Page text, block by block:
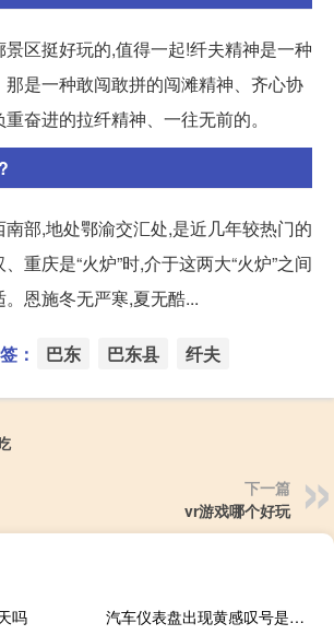
区挺好玩的,值得一起!纤夫精神是一种
是一种敢闯敢拼的闯滩精神、齐心协
奋进的拉纤精神、一往无前的。
部,地处鄂渝交汇处,是近几年较热门的
重庆是“火炉”时,介于这两大“火炉”之间
恩施冬无严寒,夏无酷...
： 巴东 巴东县 纤夫
下一篇
vr游戏哪个好玩
吗
汽车仪表盘出现黄感叹号是什么意思？